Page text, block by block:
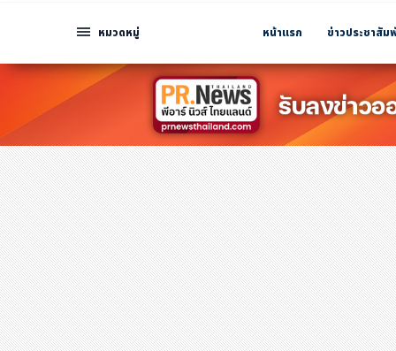
บันเทิง
นักแสดง, นักร้อง, โมเดล
อินฟลูเอนเซอร์
ไลฟ์สไตล์
ความงาม
แฟชั่น
สุขภาพ
กีฬา
อาหาร, เครื่องดื่ม
ท่องเที่ยว
หมวดหมู่ หน้าแรก ข่าวประชาสัม